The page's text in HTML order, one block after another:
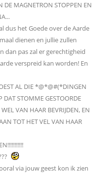
MAGNETRON STOPPEN EN
dus het Goede over de Aarde
dienen en jullie zullen
dan pas zal er gerechtigheid
verspreid kan worden! En
AL DIE *@*@#(*DINGEN
DAT STOMME GESTOORDE
VAN HAAR BEVRIJDEN, EN
TOT HET VEL VAN HAAR
via jouw geest kon ik zien